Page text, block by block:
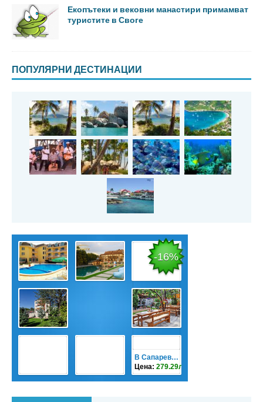
Екопътеки и вековни манастири примамват
туристите в Своге
ПОПУЛЯРНИ ДЕСТИНАЦИИ